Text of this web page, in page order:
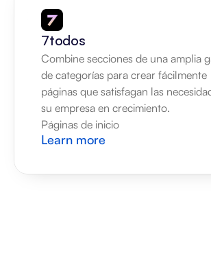
7todos
Combine secciones de una amplia
de categorías para crear fácilmente
páginas que satisfagan las
su empresa en crecimiento.
Páginas de inicio
Learn more